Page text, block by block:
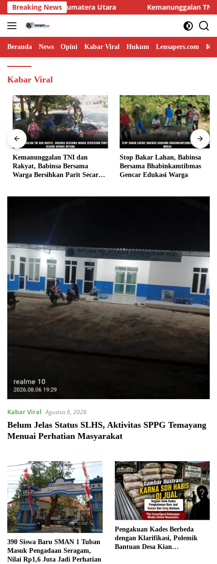
Langsung
ke
konten
Breaking News
TP di Sumatera Utara Kemanunggalan TNI dan
Beranda News Opini Kabar Viral Hukum Lensapers.com
Kabar Viral
Kemanunggalan TNI dan
Rakyat, Babinsa Bersama
Warga Bersihkan Parit Secara
Stop Bakar Lahan, Babinsa
Bersama Bhabinkamtibmas
Gencar Edukasi Warga
Kabar Viral Agustus 6, 2026
Belum Jelas Status SLHS, Aktivitas SPPG Temayang
Menuai Perhatian Masyarakat
390 Siswa Baru SMAN 1 Tuban
Masuk Pengadaan Seragam,
Nilai Rp1,6 Juta Jadi Perhatian
Pengakuan Kades Berbeda
dengan Klarifikasi, Polemik
Bantuan Desa Kian